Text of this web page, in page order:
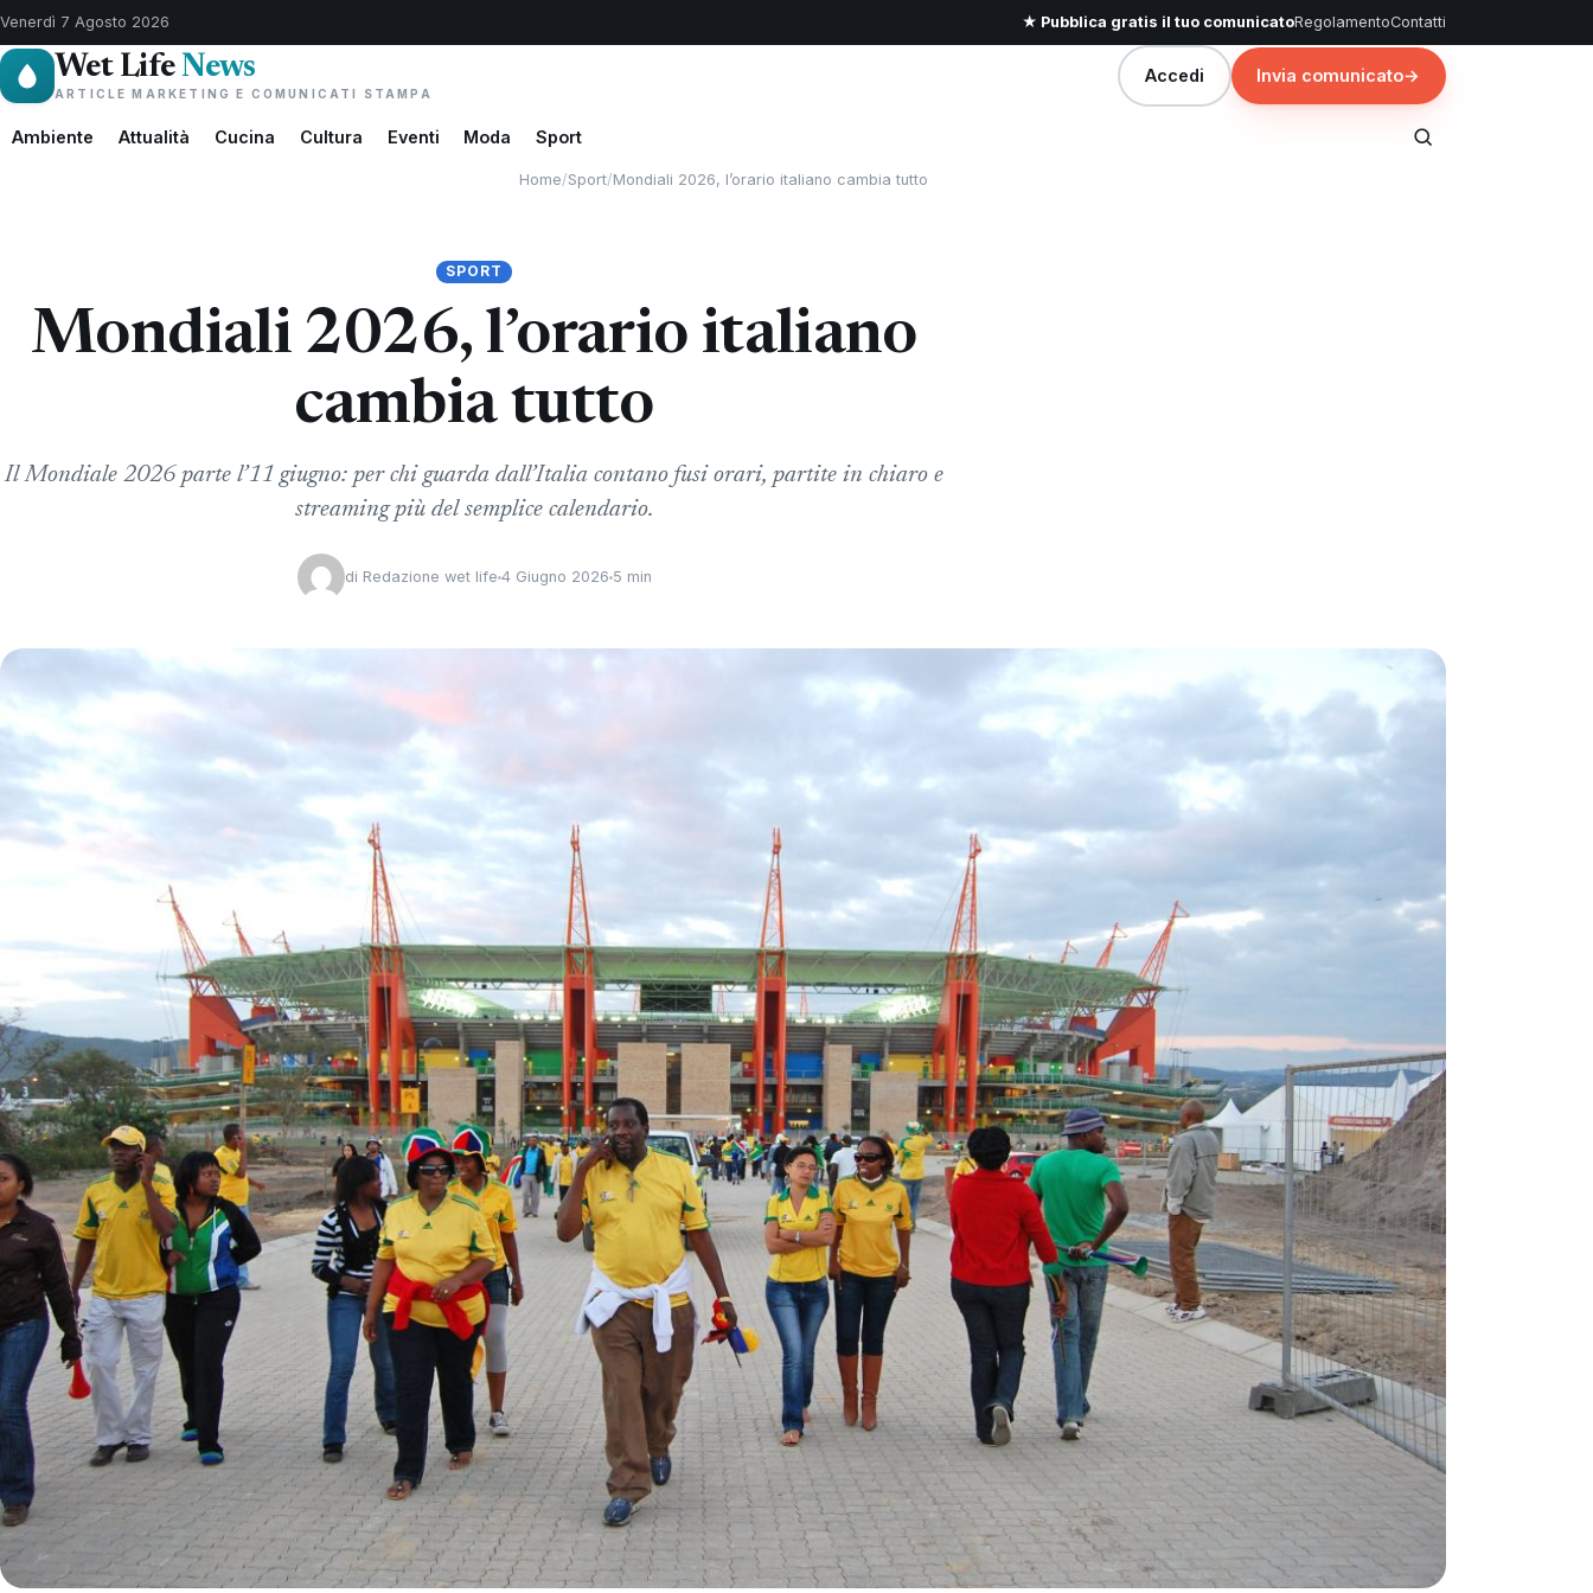
Venerdì 7 Agosto 2026 ★ Pubblica gratis il tuo comunicatoRegolamentoContatti
Wet LifeNews
ARTICLE MARKETING E COMUNICATI STAMPA
Accedi Invia comunicato→
Ambiente Attualità Cucina Cultura Eventi Moda Sport
Home/Sport/Mondiali 2026, l’orario italiano cambia tutto
SPORT
Mondiali 2026, l’orario italiano
cambia tutto
Il Mondiale 2026 parte l’11 giugno: per chi guarda dall’Italia contano fusi orari, partite in chiaro e
streaming più del semplice calendario.
di Redazione wet life 4 Giugno 2026 5 min